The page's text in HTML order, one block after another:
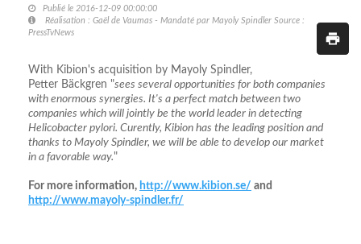
Publié le 2016-12-09 00:00:00
Réalisation : Gaël de Vaumas - Mandaté par Mayoly Spindler Source :
PressTvNews
With Kibion's acquisition by Mayoly Spindler,
Petter Bäckgren "sees several opportunities for both companies
with enormous synergies. It's a perfect match between two
companies which will jointly be the world leader in detecting
Helicobacter pylori. Curently, Kibion has the leading position and
thanks to Mayoly Spindler, we will be able to develop our market
in a favorable way."
For more information, http://www.kibion.se/ and
http://www.mayoly-spindler.fr/